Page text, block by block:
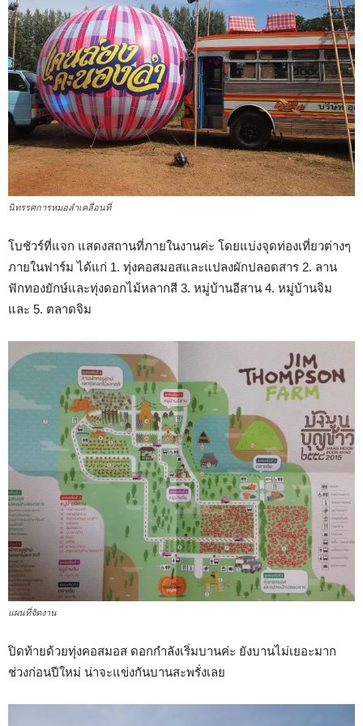
นิทรรศการหมอลำเคลื่อนที่
โบชัวร์ที่แจก แสดงสถานที่ภายในงานค่ะ โดยแบ่งจุดท่องเที่ยวต่างๆ
ภายในฟาร์ม ได้แก่ 1. ทุ่งคอสมอสและแปลงผักปลอดสาร 2. ลาน
ฟักทองยักษ์และทุ่งดอกไม้หลากสี 3. หมู่บ้านอีสาน 4. หมู่บ้านจิม
และ 5. ตลาดจิม
แผนที่จัดงาน
ปิดท้ายด้วยทุ่งคอสมอส ดอกกำลังเริ่มบานค่ะ ยังบานไม่เยอะมาก
ช่วงก่อนปีใหม่ น่าจะแข่งกันบานสะพรั่งเลย